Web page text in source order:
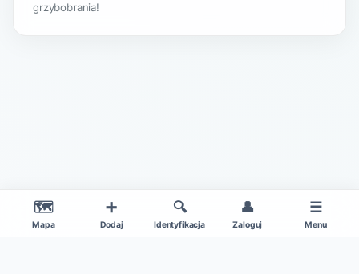
🗺️
Mapa
➕
Dodaj
🔍
Identyfikacja
👤
Zaloguj
☰
Menu
grzybobrania!